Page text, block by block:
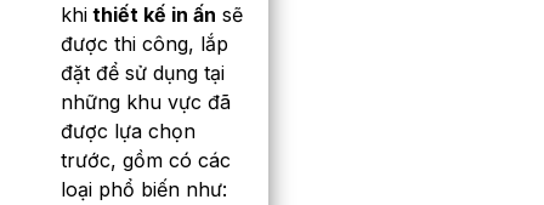
khi thiết kế in ấn sẽ
được thi công, lắp
đặt để sử dụng tại
những khu vực đã
được lựa chọn
trước, gồm có các
loại phổ biến như: